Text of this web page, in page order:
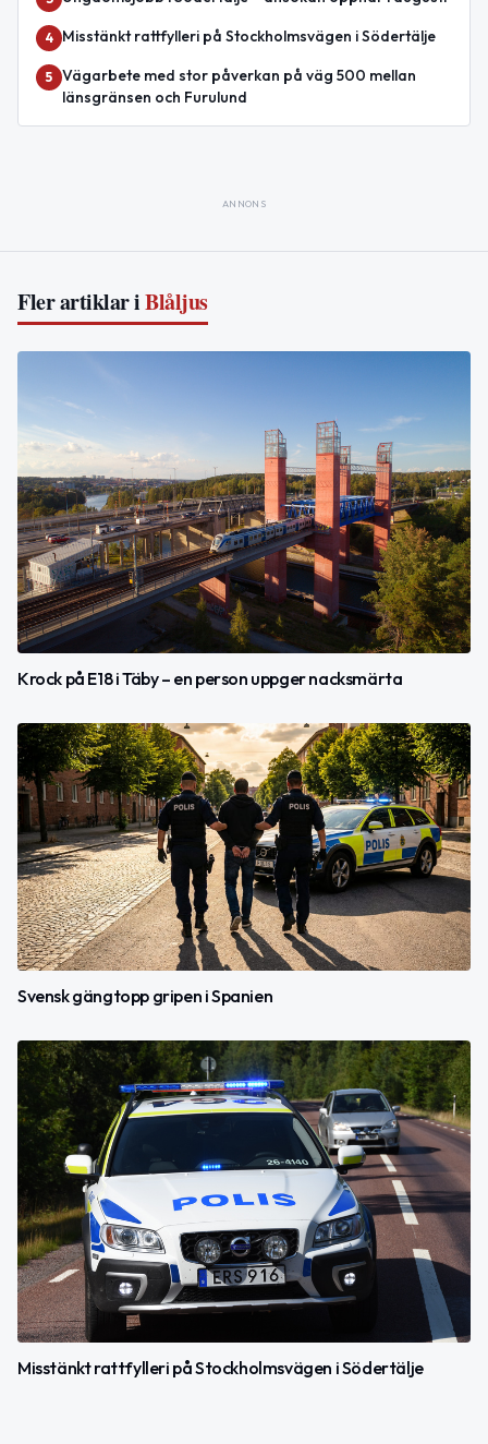
4 Misstänkt rattfylleri på Stockholmsvägen i Södertälje
5 Vägarbete med stor påverkan på väg 500 mellan
länsgränsen och Furulund
ANNONS
Fler artiklar iBlåljus
Krock på E18 i Täby – en person uppger nacksmärta
Svensk gängtopp gripen i Spanien
Misstänkt rattfylleri på Stockholmsvägen i Södertälje